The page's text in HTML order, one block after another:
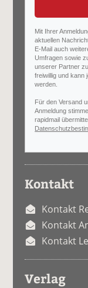
Mit Ihrer
aktuellen
E-Mail auch
Umfragen sowie
unserer Partner
freiwillig und kann
werden.
Für den Versand
Anmeldung
rapidmail
Kontakt
Kontakt
Kontakt
Kontakt
Verlag